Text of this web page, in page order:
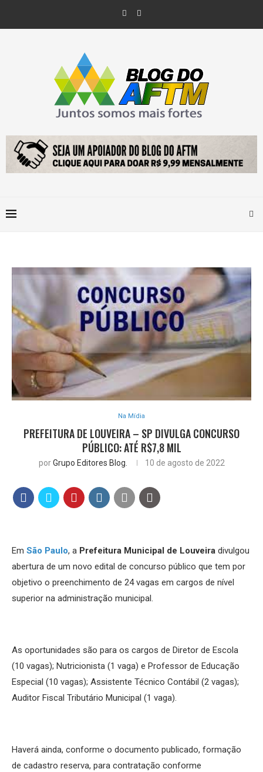
Na Mídia
PREFEITURA DE LOUVEIRA – SP DIVULGA CONCURSO
PÚBLICO: ATÉ R$7,8 MIL
porGrupo Editores Blog. 10 de agosto de 2022
Em São Paulo, a Prefeitura Municipal de Louveira divulgou
abertura de um novo edital de concurso público que tem por
objetivo o preenchimento de 24 vagas em cargos de nível
superior na administração municipal.
As oportunidades são para os cargos de Diretor de Escola
(10 vagas); Nutricionista (1 vaga) e Professor de Educação
Especial (10 vagas); Assistente Técnico Contábil (2 vagas);
Auditor Fiscal Tributário Municipal (1 vaga).
Haverá ainda, conforme o documento publicado, formação
de cadastro reserva, para contratação conforme